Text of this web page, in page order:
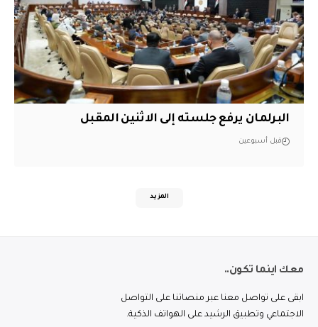
البرلمان يرفع جلسته إلى الاثنين المقبل
قبل أسبوعين
المزيد
معك اينما تكون..
ابقى على تواصل معنا عبر منصاتنا على التواصل
الاجتماعي وتطبيق الرشيد على الهواتف الذكية.